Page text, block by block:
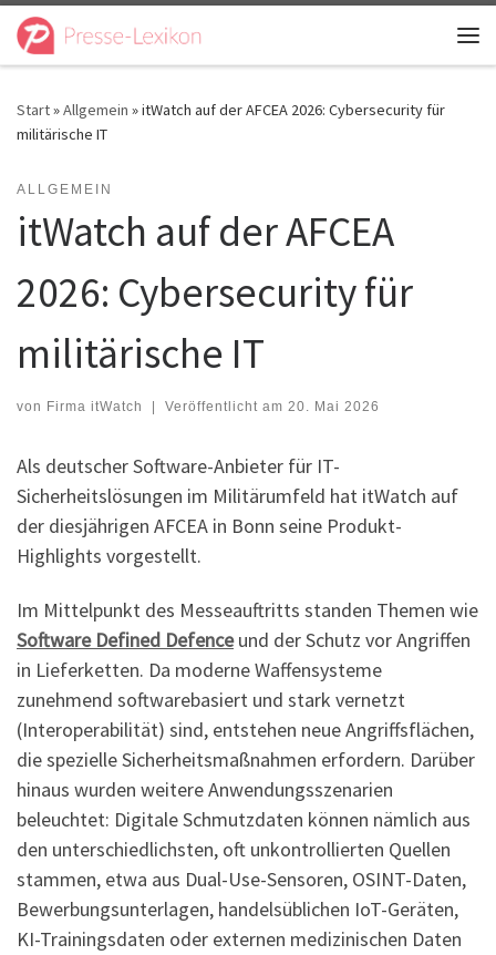
Zum Inhalt springen
Start»Allgemein »itWatch auf der AFCEA 2026: Cybersecurity für
militärische IT
ALLGEMEIN
itWatch auf der AFCEA
2026: Cybersecurity für
militärische IT
von Firma itWatch | Veröffentlicht am 20. Mai 2026
Als deutscher Software-Anbieter für IT-
Sicherheitslösungen im Militärumfeld hat itWatch auf
der diesjährigen AFCEA in Bonn seine Produkt-
Highlights vorgestellt.
Im Mittelpunkt des Messeauftritts standen Themen wie
Software Defined Defenceund der Schutz vor Angriffen
in Lieferketten. Da moderne Waffensysteme
zunehmend softwarebasiert und stark vernetzt
(Interoperabilität) sind, entstehen neue Angriffsflächen,
die spezielle Sicherheitsmaßnahmen erfordern. Darüber
hinaus wurden weitere Anwendungsszenarien
beleuchtet: Digitale Schmutzdaten können nämlich aus
den unterschiedlichsten, oft unkontrollierten Quellen
stammen, etwa aus Dual-Use-Sensoren, OSINT-Daten,
Bewerbungsunterlagen, handelsüblichen IoT-Geräten,
KI-Trainingsdaten oder externen medizinischen Daten